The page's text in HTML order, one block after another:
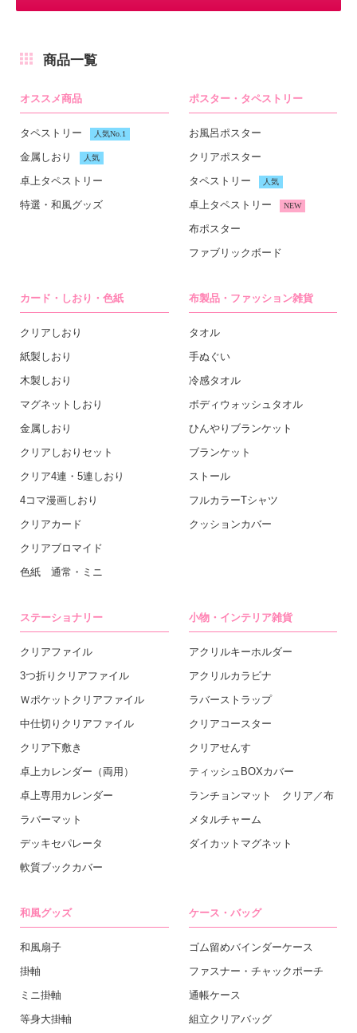
商品一覧
オススメ商品
タペストリー 人気No.1
金属しおり 人気
卓上タペストリー
特選・和風グッズ
カード・しおり・色紙
クリアしおり
紙製しおり
木製しおり
マグネットしおり
金属しおり
クリアしおりセット
クリア4連・5連しおり
4コマ漫画しおり
クリアカード
クリアブロマイド
色紙 通常・ミニ
和風グッズ
和風扇子
掛軸
ミニ掛軸
等身大掛軸
布製品・ファッション雑貨
タオル
手ぬぐい
冷感タオル
ボディウォッシュタオル
ひんやりブランケット
ブランケット
ストール
フルカラーTシャツ
クッションカバー
ケース・バッグ
ゴム留めバインダーケース
ファスナー・チャックポーチ
通帳ケース
組立クリアバッグ
ステーショナリー
クリアファイル
3つ折りクリアファイル
Ｗポケットクリアファイル
中仕切りクリアファイル
クリア下敷き
卓上カレンダー（両用）
卓上専用カレンダー
ラバーマット
デッキセパレータ
軟質ブックカバー
ポスター・タペストリー
お風呂ポスター
クリアポスター
タペストリー
人気
卓上タペストリー NEW
布ポスター
ファブリックボード
小物・インテリア雑貨
アクリルキーホルダー
アクリルカラビナ
ラバーストラップ
クリアコースター
クリアせんす
ティッシュBOXカバー
ランチョンマット クリア／布
メタルチャーム
ダイカットマグネット